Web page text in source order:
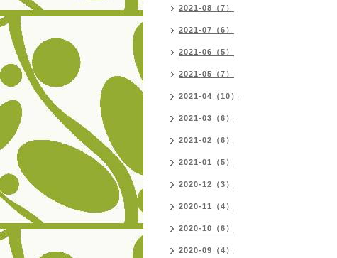
2021-08（7）
2021-07（6）
2021-06（5）
2021-05（7）
2021-04（10）
2021-03（6）
2021-02（6）
2021-01（5）
2020-12（3）
2020-11（4）
2020-10（6）
2020-09（4）